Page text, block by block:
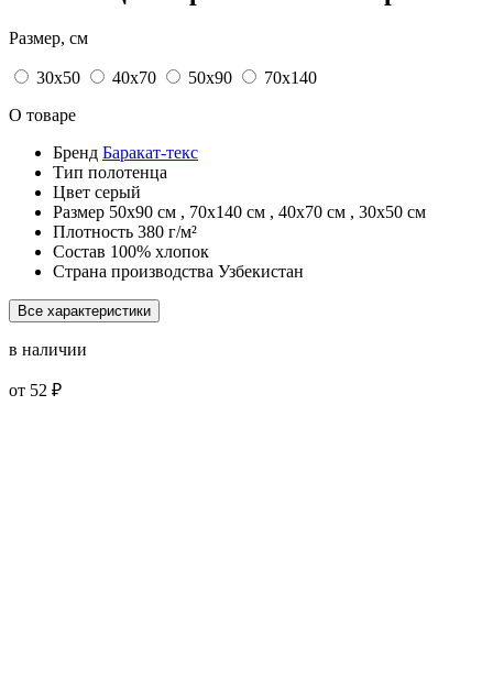
Размер, см
30х50 40х70 50х90
70х140
О товаре
Бренд Баракат-текс
Тип полотенца
Цвет серый
Размер 50х90 см , 70х140 см , 40х70 см , 30х50 см
Плотность 380 г/м²
Состав 100% хлопок
Страна производства Узбекистан
Все характеристики
в наличии
от 52 ₽